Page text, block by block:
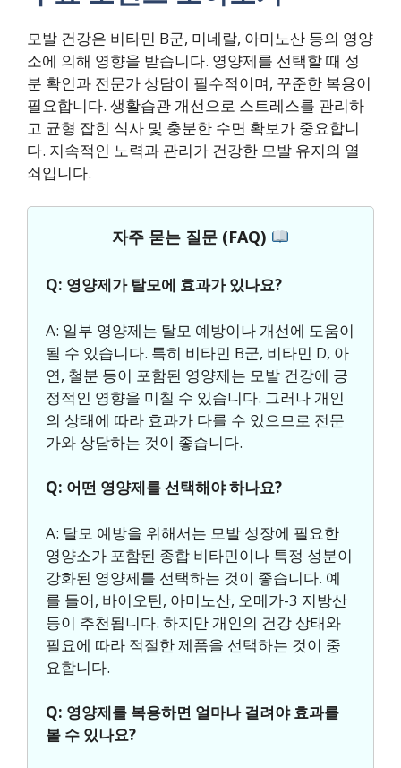
모발 건강은 비타민 B군, 미네랄, 아미노산 등의 영양
소에 의해 영향을 받습니다. 영양제를 선택할 때 성
분 확인과 전문가 상담이 필수적이며, 꾸준한 복용이
필요합니다. 생활습관 개선으로 스트레스를 관리하
고 균형 잡힌 식사 및 충분한 수면 확보가 중요합니
다. 지속적인 노력과 관리가 건강한 모발 유지의 열
쇠입니다.
자주 묻는 질문 (FAQ)
Q: 영양제가 탈모에 효과가 있나요?
A: 일부 영양제는 탈모 예방이나 개선에 도움이
될 수 있습니다. 특히 비타민 B군, 비타민 D, 아
연, 철분 등이 포함된 영양제는 모발 건강에 긍
정적인 영향을 미칠 수 있습니다. 그러나 개인
의 상태에 따라 효과가 다를 수 있으므로 전문
가와 상담하는 것이 좋습니다.
Q: 어떤 영양제를 선택해야 하나요?
A: 탈모 예방을 위해서는 모발 성장에 필요한
영양소가 포함된 종합 비타민이나 특정 성분이
강화된 영양제를 선택하는 것이 좋습니다. 예
를 들어, 바이오틴, 아미노산, 오메가-3 지방산
등이 추천됩니다. 하지만 개인의 건강 상태와
필요에 따라 적절한 제품을 선택하는 것이 중
요합니다.
Q: 영양제를 복용하면 얼마나 걸려야 효과를
볼 수 있나요?